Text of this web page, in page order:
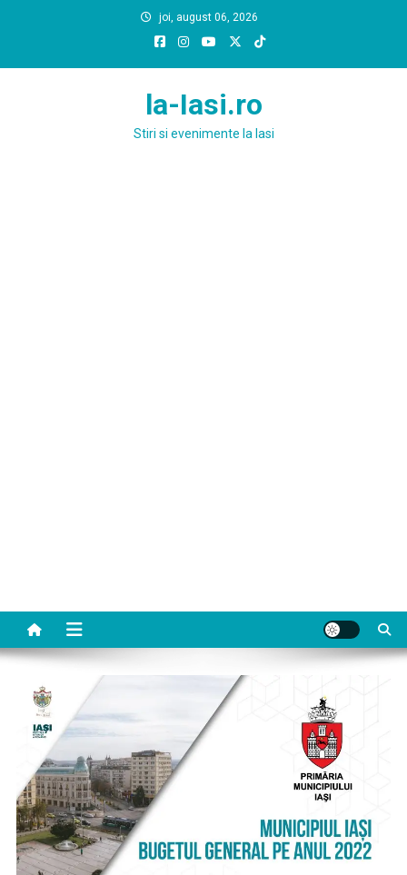
joi, august 06, 2026
la-Iasi.ro
Stiri si evenimente la Iasi